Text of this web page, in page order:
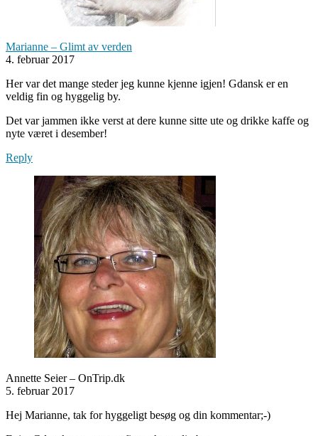
Marianne – Glimt av verden
4. februar 2017
Her var det mange steder jeg kunne kjenne igjen! Gdansk er en
veldig fin og hyggelig by.
Det var jammen ikke verst at dere kunne sitte ute og drikke kaffe og
nyte været i desember!
Reply
Annette Seier – OnTrip.dk
5. februar 2017
Hej Marianne, tak for hyggeligt besøg og din kommentar;-)